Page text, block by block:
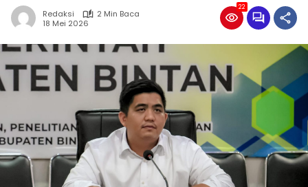
Redaksi
2 Min Baca
18 Mei 2026
22